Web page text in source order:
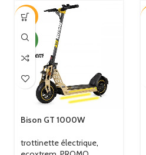
-7%
NEW
Bison GT 1000W
trottinette électrique,